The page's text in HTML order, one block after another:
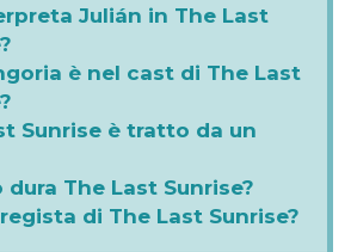
Julián in The Last
è nel cast di The Last
Sunrise è tratto da un
dura The Last Sunrise?
di The Last Sunrise?